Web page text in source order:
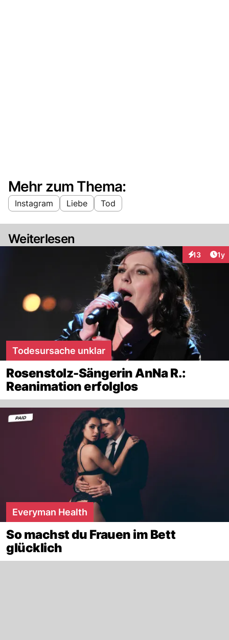
Mehr zum Thema:
Instagram Liebe Tod
Weiterlesen
13 1y
Todesursache unklar
Rosenstolz-Sängerin AnNa R.:
Reanimation erfolglos
Everyman Health
So machst du Frauen im Bett
glücklich